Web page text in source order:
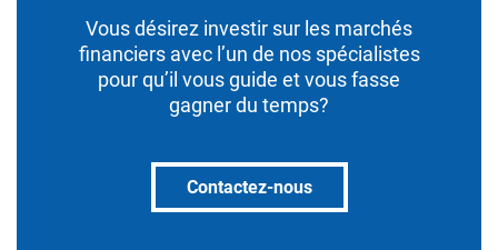
Vous désirez investir sur les marchés
financiers avec l’un de nos spécialistes
pour qu’il vous guide et vous fasse
gagner du temps?
Contactez-nous